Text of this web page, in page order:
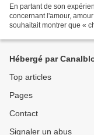
En partant de son
concernant l'amour,
souhaitait montrer que «
Hébergé par
Top articles
Pages
Contact
Signaler un abus